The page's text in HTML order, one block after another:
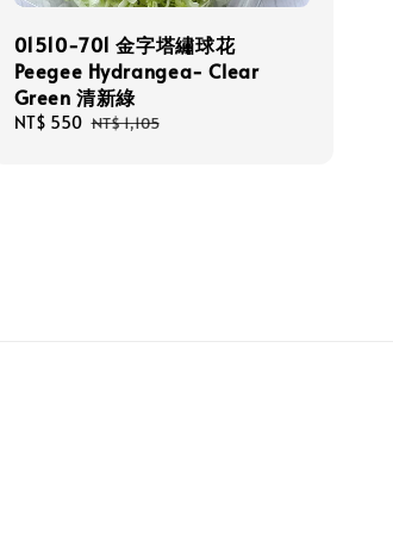
01510-701 金字塔繡球花
Peegee Hydrangea- Clear
Green 清新綠
Sale
NT$ 550 Regular
NT$ 1,105